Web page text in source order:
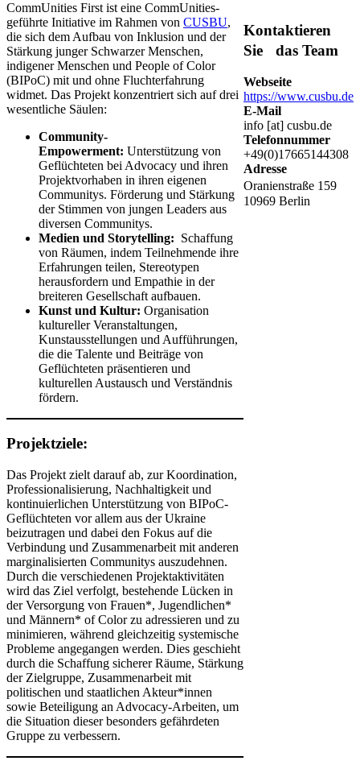
CommUnities First ist eine CommUnities-
geführte Initiative im Rahmen von CUSBU,
die sich dem Aufbau von Inklusion und der
Stärkung junger Schwarzer Menschen,
indigener Menschen und People of Color
(BIPoC) mit und ohne Fluchterfahrung
widmet. Das Projekt konzentriert sich auf drei
wesentliche Säulen:
Community-
Empowerment: Unterstützung von
Geflüchteten bei Advocacy und ihren
Projektvorhaben in ihren eigenen
Communitys. Förderung und Stärkung
der Stimmen von jungen Leaders aus
diversen Communitys.
Medien und Storytelling: Schaffung
von Räumen, indem Teilnehmende ihre
Erfahrungen teilen, Stereotypen
herausfordern und Empathie in der
breiteren Gesellschaft aufbauen.
Kunst und Kultur: Organisation
kultureller Veranstaltungen,
Kunstausstellungen und Aufführungen,
die die Talente und Beiträge von
Geflüchteten präsentieren und
kulturellen Austausch und Verständnis
fördern.
Projektziele:
Das Projekt zielt darauf ab, zur Koordination,
Professionalisierung, Nachhaltigkeit und
kontinuierlichen Unterstützung von BIPoC-
Geflüchteten vor allem aus der Ukraine
beizutragen und dabei den Fokus auf die
Verbindung und Zusammenarbeit mit anderen
marginalisierten Communitys auszudehnen.
Durch die verschiedenen Projektaktivitäten
wird das Ziel verfolgt, bestehende Lücken in
der Versorgung von Frauen*, Jugendlichen*
und Männern* of Color zu adressieren und zu
minimieren, während gleichzeitig systemische
Probleme angegangen werden. Dies geschieht
durch die Schaffung sicherer Räume, Stärkung
der Zielgruppe, Zusammenarbeit mit
politischen und staatlichen Akteur*innen
sowie Beteiligung an Advocacy-Arbeiten, um
die Situation dieser besonders gefährdeten
Gruppe zu verbessern.
Kontaktieren
Sie das Team
Webseite
https://www.cusbu.de
E-Mail
info [at] cusbu.de
Telefonnummer
+49(0)17665144308
Adresse
Oranienstraße 159
10969 Berlin